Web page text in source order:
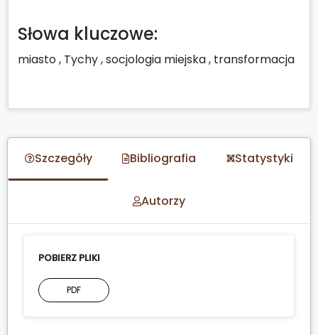
Słowa kluczowe:
miasto, Tychy,socjologia miejska, transformacja
Szczegóły Bibliografia Statystyki
Autorzy
POBIERZ PLIKI
PDF